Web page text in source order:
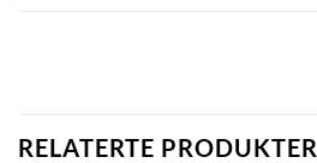
RELATERTE PRODUKTER